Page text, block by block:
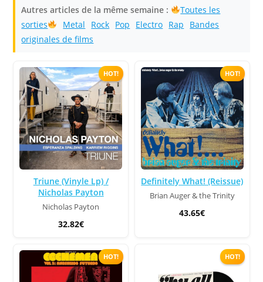
Autres articles de la même semaine :
Toutes les
sorties
Metal Rock Pop Electro Rap
Bandes
originales de films
HOT!
Triune (Vinyle Lp) /
Nicholas Payton
Nicholas Payton
32.82€
HOT!
Definitely What! (Reissue)
Brian Auger & the Trinity
43.65€
HOT! HOT!